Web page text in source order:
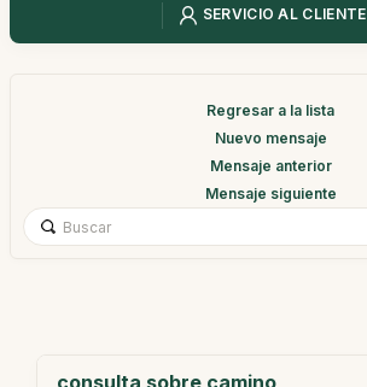
SERVICIO AL CLIENTE
Regresar a la lista
Nuevo mensaje
Mensaje anterior
Mensaje siguiente
consulta sobre camino